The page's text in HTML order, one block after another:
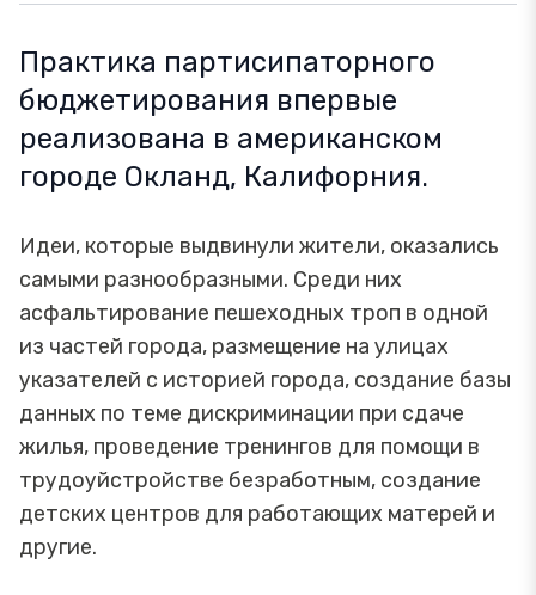
Практика партисипаторного
бюджетирования впервые
реализована в американском
городе Окланд, Калифорния.
Идеи, которые выдвинули жители, оказались
самыми разнообразными. Среди них
асфальтирование пешеходных троп в одной
из частей города, размещение на улицах
указателей с историей города, создание базы
данных по теме дискриминации при сдаче
жилья, проведение тренингов для помощи в
трудоуйстройстве безработным, создание
детских центров для работающих матерей и
другие.